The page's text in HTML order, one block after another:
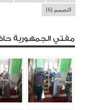
التصميم (6)
مفتي الجمهورية